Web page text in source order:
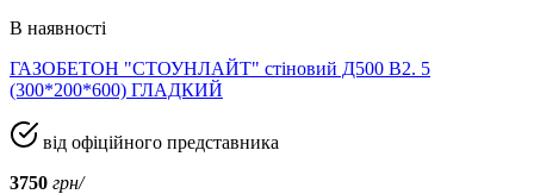
В наявності
ГАЗОБЕТОН "СТОУНЛАЙТ" стіновий Д500 В2. 5
(300*200*600) ГЛАДКИЙ
від офіційного представника
3750 грн/